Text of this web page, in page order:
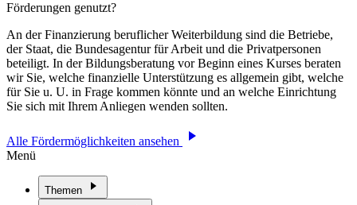
Förderungen genutzt?
An der Finanzierung beruflicher Weiterbildung sind die Betriebe,
der Staat, die Bundesagentur für Arbeit und die Privatpersonen
beteiligt. In der Bildungsberatung vor Beginn eines Kurses beraten
wir Sie, welche finanzielle Unterstützung es allgemein gibt, welche
für Sie u. U. in Frage kommen könnte und an welche Einrichtung
Sie sich mit Ihrem Anliegen wenden sollten.
Alle Fördermöglichkeiten ansehen
Menü
Themen